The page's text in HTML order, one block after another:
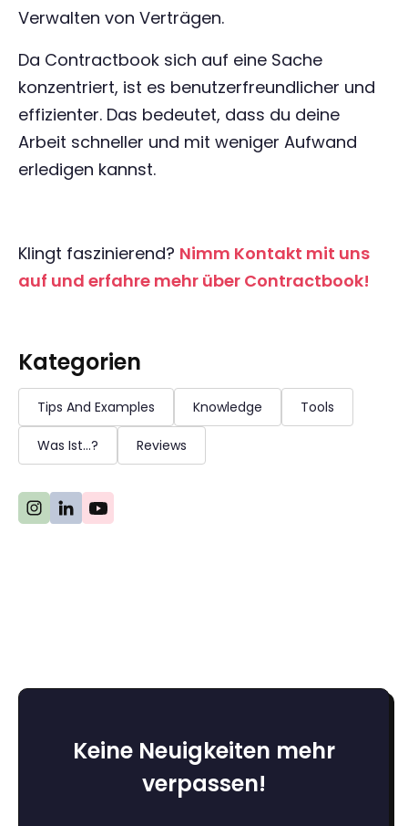
Verwalten von Verträgen.
Da Contractbook sich auf eine Sache
konzentriert, ist es benutzerfreundlicher und
effizienter. Das bedeutet, dass du deine
Arbeit schneller und mit weniger Aufwand
erledigen kannst.
Klingt faszinierend? Nimm Kontakt mit uns
auf und erfahre mehr über Contractbook!
Kategorien
Tips And Examples Knowledge Tools
Was Ist...? Reviews
Keine Neuigkeiten mehr
verpassen!